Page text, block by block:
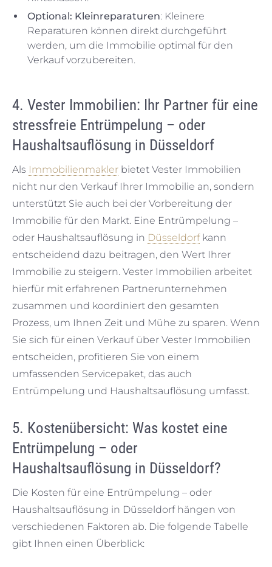
Optional: Kleinreparaturen: Kleinere
Reparaturen können direkt durchgeführt
werden, um die Immobilie optimal für den
Verkauf vorzubereiten.
4. Vester Immobilien: Ihr Partner für eine
stressfreie Entrümpelung – oder
Haushaltsauflösung in Düsseldorf
Als Immobilienmakler bietet Vester Immobilien
nicht nur den Verkauf Ihrer Immobilie an, sondern
unterstützt Sie auch bei der Vorbereitung der
Immobilie für den Markt. Eine Entrümpelung –
oder Haushaltsauflösung in Düsseldorfkann
entscheidend dazu beitragen, den Wert Ihrer
Immobilie zu steigern. Vester Immobilien arbeitet
hierfür mit erfahrenen Partnerunternehmen
zusammen und koordiniert den gesamten
Prozess, um Ihnen Zeit und Mühe zu sparen. Wenn
Sie sich für einen Verkauf über Vester Immobilien
entscheiden, profitieren Sie von einem
umfassenden Servicepaket, das auch
Entrümpelung und Haushaltsauflösung umfasst.
5. Kostenübersicht: Was kostet eine
Entrümpelung – oder
Haushaltsauflösung in Düsseldorf?
Die Kosten für eine Entrümpelung – oder
Haushaltsauflösung in Düsseldorf hängen von
verschiedenen Faktoren ab. Die folgende Tabelle
gibt Ihnen einen Überblick: